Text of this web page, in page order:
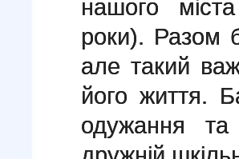
нашого
роки). Разом
але такий
його життя.
одужання